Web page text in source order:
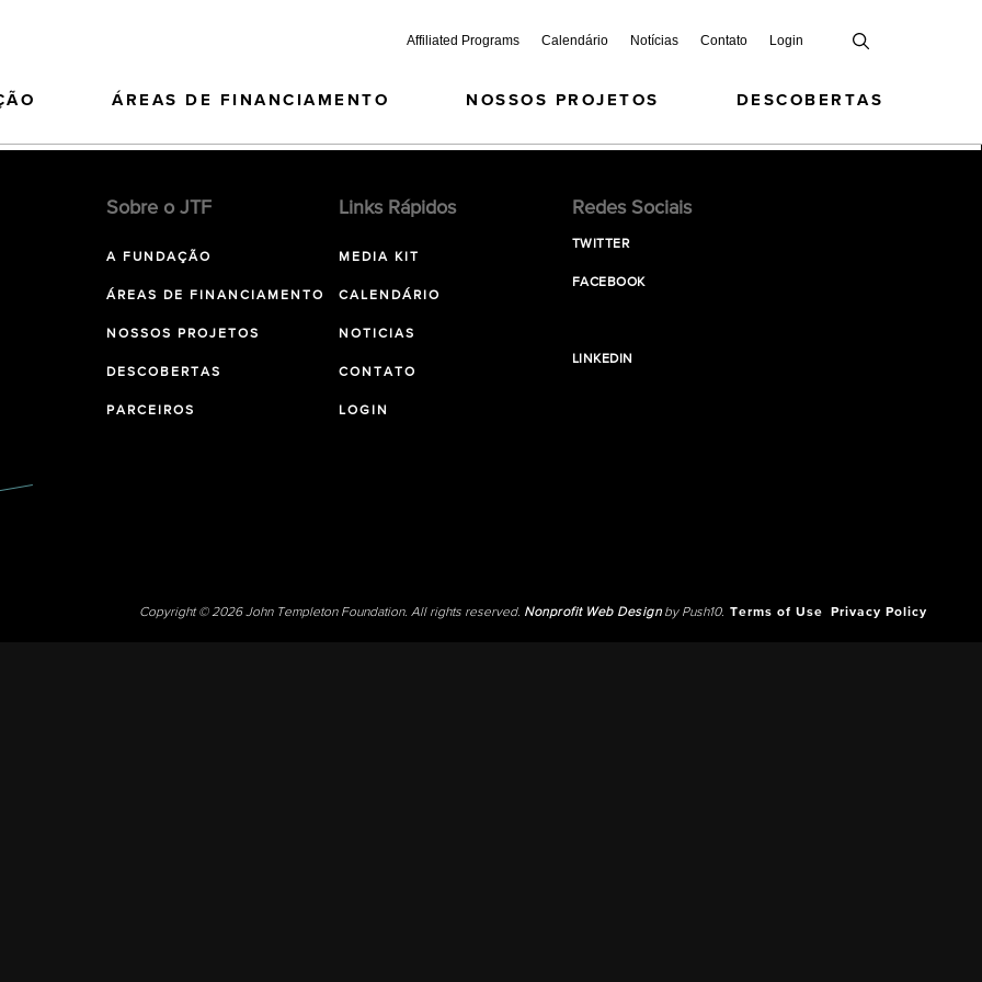
Affiliated Programs Calendário Notícias Contato Login
ÁREAS DE FINANCIAMENTO NOSSOS PROJETOS DESCOBERTAS
Sobre o JTF
A FUNDAÇÃO
ÁREAS DE FINANCIAMENTO
NOSSOS PROJETOS
DESCOBERTAS
PARCEIROS
Links Rápidos
MEDIA KIT
CALENDÁRIO
NOTICIAS
CONTATO
LOGIN
Redes Sociais
TWITTER
FACEBOOK
LINKEDIN
Copyright © 2026 John Templeton Foundation. All rights reserved. Nonprofit Web Designby Push10. Terms of Use Privacy Policy